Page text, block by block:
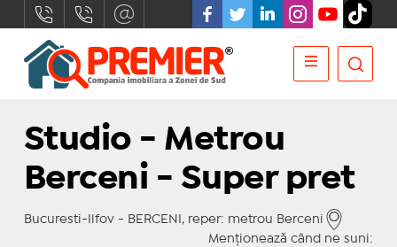
Studio - Metrou
Berceni - Super pret
Bucuresti-Ilfov - BERCENI, reper: metrou Berceni
Menționează când ne suni: